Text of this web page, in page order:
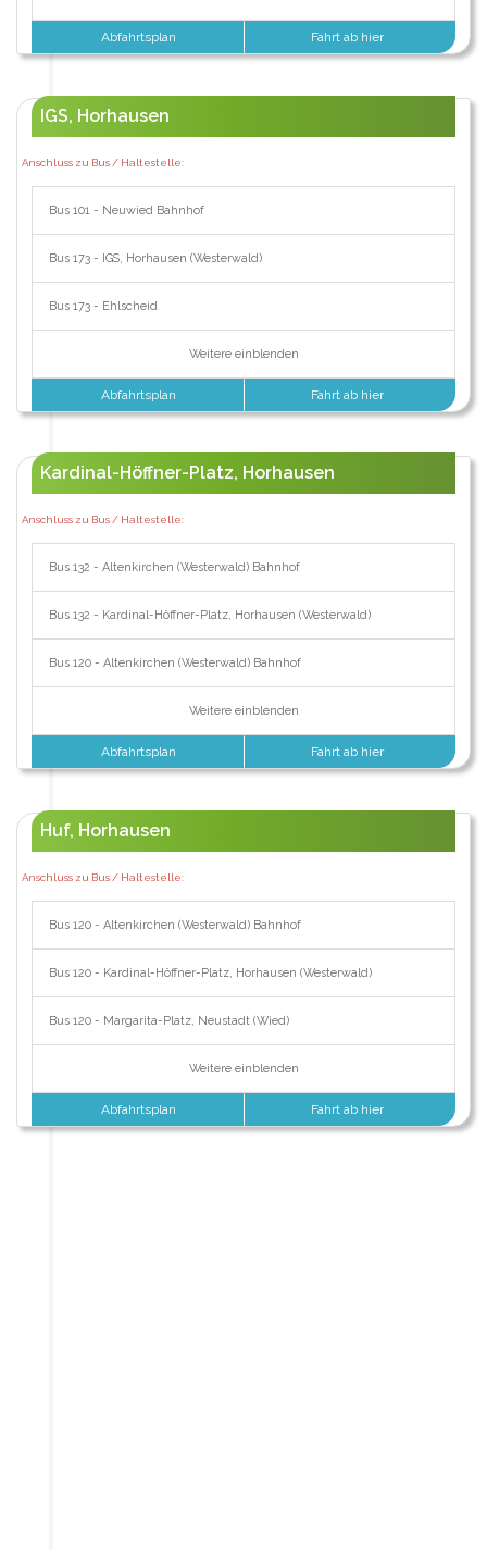
Abfahrtsplan Fahrt ab hier
IGS, Horhausen
Anschluss zu Bus / Haltestelle:
Bus 101 - Neuwied Bahnhof
Bus 173 - IGS, Horhausen (Westerwald)
Bus 173 - Ehlscheid
Weitere einblenden
Abfahrtsplan Fahrt ab hier
Kardinal-Höffner-Platz, Horhausen
Anschluss zu Bus / Haltestelle:
Bus 132 - Altenkirchen (Westerwald) Bahnhof
Bus 132 - Kardinal-Höffner-Platz, Horhausen (Westerwald)
Bus 120 - Altenkirchen (Westerwald) Bahnhof
Weitere einblenden
Abfahrtsplan Fahrt ab hier
Huf, Horhausen
Anschluss zu Bus / Haltestelle:
Bus 120 - Altenkirchen (Westerwald) Bahnhof
Bus 120 - Kardinal-Höffner-Platz, Horhausen (Westerwald)
Bus 120 - Margarita-Platz, Neustadt (Wied)
Weitere einblenden
Abfahrtsplan Fahrt ab hier